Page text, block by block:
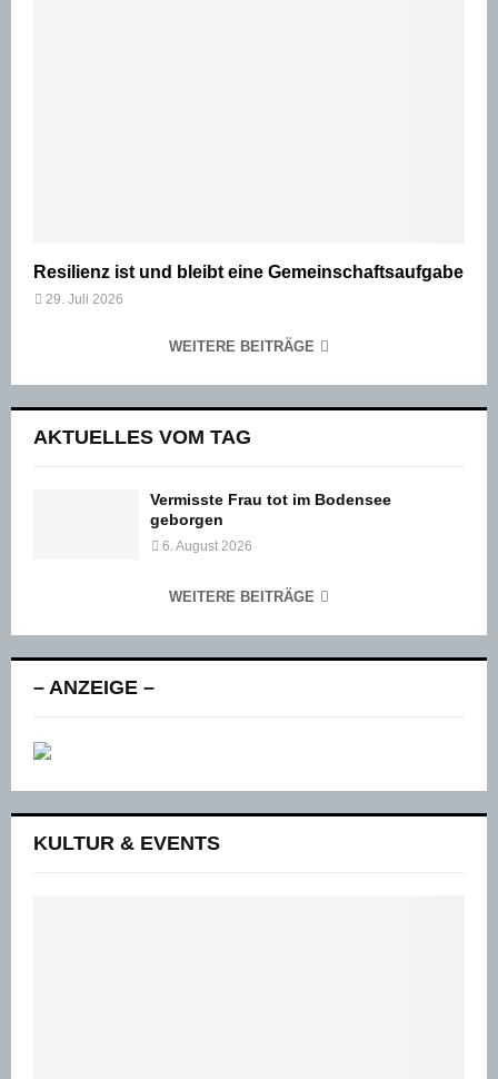
Resilienz ist und bleibt eine Gemeinschaftsaufgabe
29. Juli 2026
WEITERE BEITRÄGE
AKTUELLES VOM TAG
Vermisste Frau tot im Bodensee
geborgen
6. August 2026
WEITERE BEITRÄGE
– ANZEIGE –
KULTUR & EVENTS